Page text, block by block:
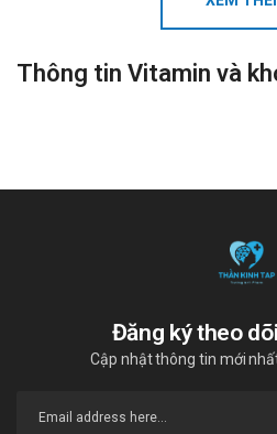
Thông tin Vitamin và
Đăng ký theo
Cập nhật thông tin mới